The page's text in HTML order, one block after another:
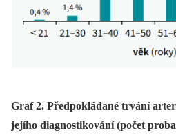
Graf 2. Předpokládané trvání
jejího diagnostikování (počet